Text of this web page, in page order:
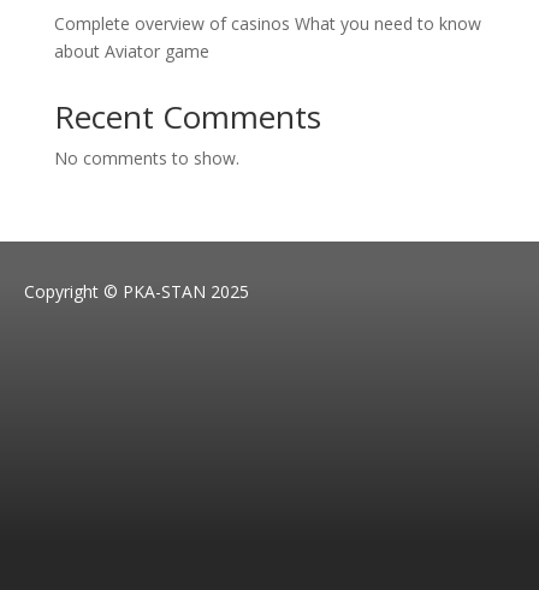
Complete overview of casinos What you need to know
about Aviator game
Recent Comments
No comments to show.
Copyright © PKA-STAN 2025